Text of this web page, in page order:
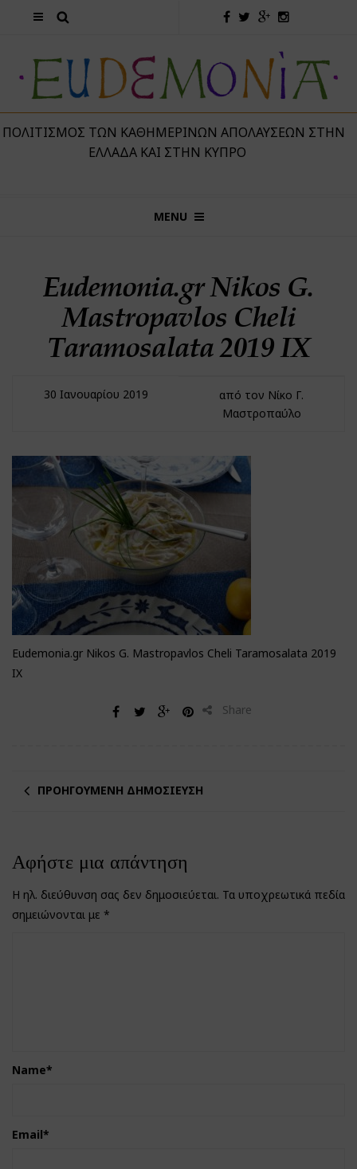
ΤΩΝ ΚΑΘΗΜΕΡΙΝΏΝ ΑΠΟΛΑΎΣΕΩΝ ΣΤΗΝ
ΕΛΛΆΔΑ ΚΑΙ ΣΤΗΝ ΚΎΠΡΟ
MENU
Eudemonia.gr Nikos G.
Mastropavlos Cheli
Taramosalata 2019 IX
30 Ιανουαρίου 2019
από τον Νίκο Γ.
Μαστροπαύλο
Eudemonia.gr Nikos G. Mastropavlos Cheli Taramosalata 2019
IX
Share
ΠΡΟΗΓΟΎΜΕΝΗ ΔΗΜΟΣΊΕΥΣΗ
Αφήστε μια απάντηση
Η ηλ. διεύθυνση σας δεν δημοσιεύεται. Τα υποχρεωτικά πεδία
σημειώνονται με *
Name*
Email*